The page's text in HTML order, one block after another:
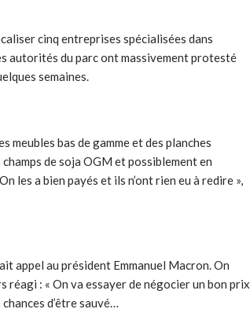
cinq entreprises spécialisées dans
autorités du parc ont massivement protesté
semaines.
bas de gamme et des planches
de soja OGM et possiblement en
les a bien payés et ils n’ont rien eu à redire »,
appel au président Emmanuel Macron. On
réagi : « On va essayer de négocier un bon prix
d’être sauvé…